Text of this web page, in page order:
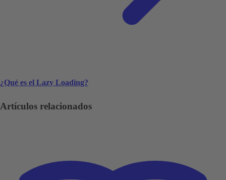
¿Qué es el Lazy Loading?
Artículos relacionados